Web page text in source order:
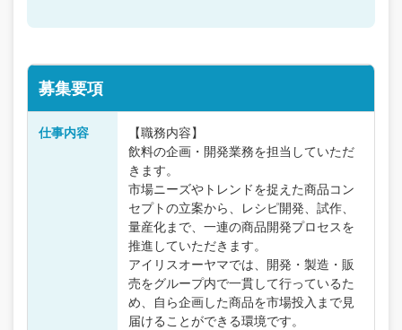
募集要項
仕事内容
【職務内容】
飲料の企画・開発業務を担当していただ
きます。
市場ニーズやトレンドを捉えた商品コン
セプトの立案から、レシピ開発、試作、
量産化まで、一連の商品開発プロセスを
推進していただきます。
アイリスオーヤマでは、開発・製造・販
売をグループ内で一貫して行っているた
め、自ら企画した商品を市場投入まで見
届けることができる環境です。